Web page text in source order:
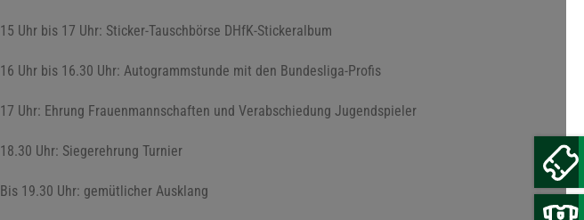
15 Uhr bis 17 Uhr: Sticker-Tauschbörse DHfK-Stickeralbum
16 Uhr bis 16.30 Uhr: Autogrammstunde mit den Bundesliga-Profis
17 Uhr: Ehrung Frauenmannschaften und Verabschiedung Jugendspieler
18.30 Uhr: Siegerehrung Turnier
Bis 19.30 Uhr: gemütlicher Ausklang